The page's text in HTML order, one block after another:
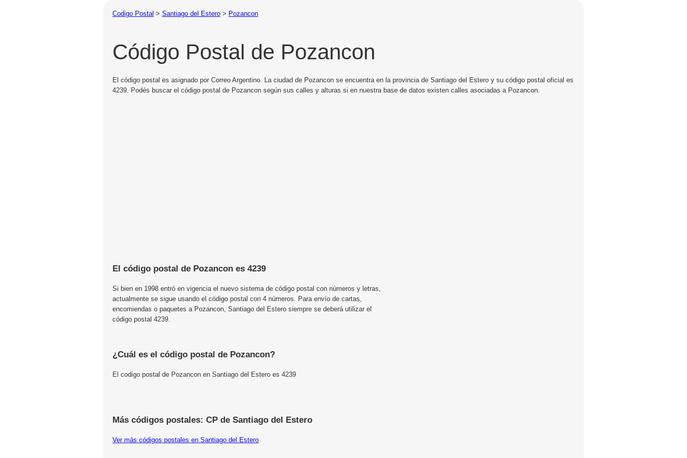
Codigo Postal > Santiago del Estero > Pozancon
Código Postal de Pozancon
El código postal es asignado por Correo Argentino. La ciudad de Pozancon se encuentra en la provincia de Santiago del Estero y su código postal oficial es
4239. Podés buscar el código postal de Pozancon según sus calles y alturas si en nuestra base de datos existen calles asociadas a Pozancon.
El código postal de Pozancon es 4239
Si bien en 1998 entró en vigencia el nuevo sistema de código postal con números y letras,
actualmente se sigue usando el código postal con 4 números. Para envío de cartas,
encomiendas o paquetes a Pozancon, Santiago del Estero siempre se deberá utilizar el
código postal 4239.
¿Cuál es el código postal de Pozancon?
El codigo postal de Pozancon en Santiago del Estero es 4239
Más códigos postales: CP de Santiago del Estero
Ver más códigos postales en Santiago del Estero